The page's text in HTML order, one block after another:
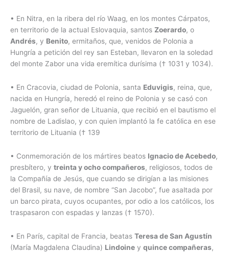
• En Nitra, en la ribera del río Waag, en los montes Cárpatos,
en territorio de la actual Eslovaquia, santos Zoerardo, o
Andrés, y Benito, ermitaños, que, venidos de Polonia a
Hungría a petición del rey san Esteban, llevaron en la soledad
del monte Zabor una vida eremítica durísima († 1031 y 1034).
• En Cracovia, ciudad de Polonia, santa Eduvigis, reina, que,
nacida en Hungría, heredó el reino de Polonia y se casó con
Jaguelón, gran señor de Lituania, que recibió en el bautismo el
nombre de Ladislao, y con quien implantó la fe católica en ese
territorio de Lituania († 139
• Conmemoración de los mártires beatos Ignacio de Acebedo,
presbítero, y treinta y ocho compañeros, religiosos, todos de
la Compañía de Jesús, que cuando se dirigían a las misiones
del Brasil, su nave, de nombre “San Jacobo”, fue asaltada por
un barco pirata, cuyos ocupantes, por odio a los católicos, los
traspasaron con espadas y lanzas († 1570).
• En París, capital de Francia, beatas Teresa de San Agustín
(María Magdalena Claudina) Lindoine y quince compañeras,